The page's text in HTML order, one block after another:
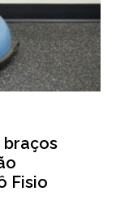
Fisio